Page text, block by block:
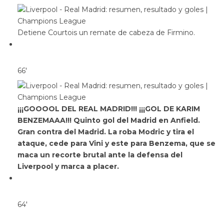
Detiene Courtois un remate de cabeza de Firmino.
66′
¡¡¡GOOOOL DEL REAL MADRID!!! ¡¡¡GOL DE KARIM
BENZEMAAA!!! Quinto gol del Madrid en Anfield.
Gran contra del Madrid. La roba Modric y tira el
ataque, cede para Vini y este para Benzema, que se
maca un recorte brutal ante la defensa del
Liverpool y marca a placer.
64′